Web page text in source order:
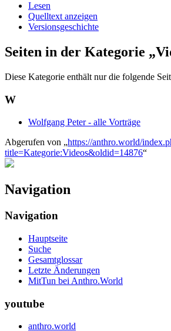
Lesen
Quelltext anzeigen
Versionsgeschichte
Seiten in der Kategorie
Diese Kategorie enthält nur die folgende
W
Wolfgang Peter - alle Vorträge
Abgerufen von „https://anthro.world/
title=Kategorie:Videos&oldid=14876“
Navigation
Navigation
Hauptseite
Suche
Gesamtglossar
Letzte Änderungen
MitTun bei Anthro.World
youtube
anthro.world